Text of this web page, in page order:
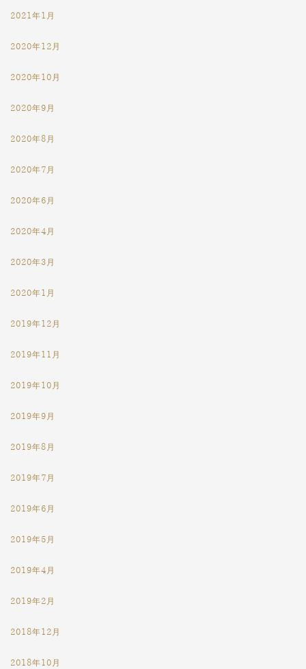
2021年1月
2020年12月
2020年10月
2020年9月
2020年8月
2020年7月
2020年6月
2020年4月
2020年3月
2020年1月
2019年12月
2019年11月
2019年10月
2019年9月
2019年8月
2019年7月
2019年6月
2019年5月
2019年4月
2019年2月
2018年12月
2018年10月